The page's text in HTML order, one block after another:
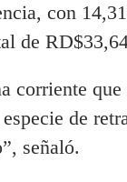
con
de
corriente
de
señaló.